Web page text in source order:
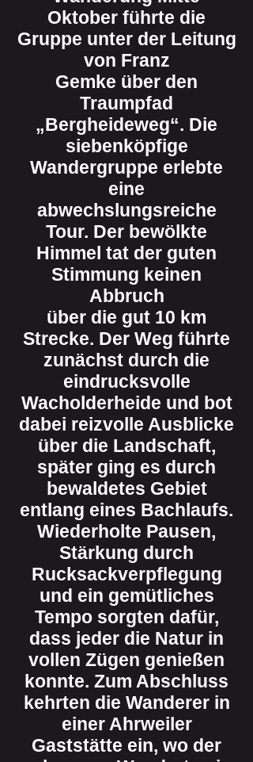
Oktober führte die
Gruppe unter der Leitung
von Franz
Gemke über den
Traumpfad
„Bergheideweg“. Die
siebenköpfige
Wandergruppe erlebte
eine
abwechslungsreiche
Tour. Der bewölkte
Himmel tat der guten
Stimmung keinen
Abbruch
über die gut 10 km
Strecke. Der Weg führte
zunächst durch die
eindrucksvolle
Wacholderheide und bot
dabei reizvolle Ausblicke
über die Landschaft,
später ging es durch
bewaldetes Gebiet
entlang eines Bachlaufs.
Wiederholte Pausen,
Stärkung durch
Rucksackverpflegung
und ein gemütliches
Tempo sorgten dafür,
dass jeder die Natur in
vollen Zügen genießen
konnte. Zum Abschluss
kehrten die Wanderer in
einer Ahrweiler
Gaststätte ein, wo der